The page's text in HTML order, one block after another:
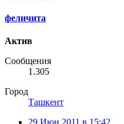
феличита
Актив
Сообщения
1.305
Город
Ташкент